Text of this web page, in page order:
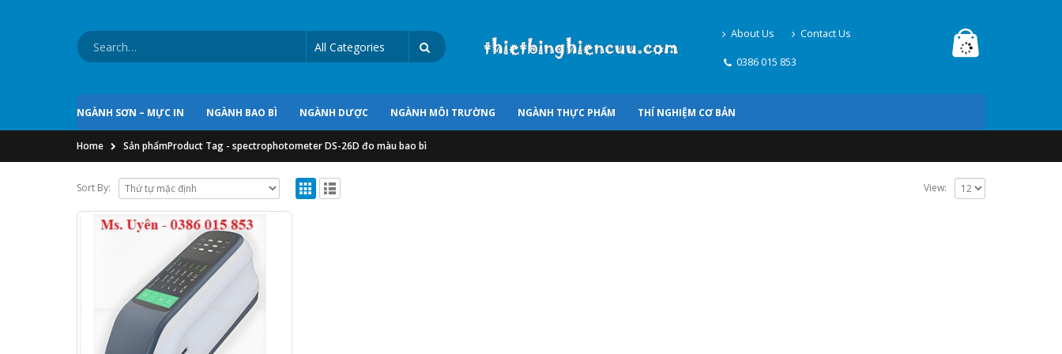
About Us Contact Us
0386 015 853
NGÀNH SƠN – MỰC IN NGÀNH BAO BÌ NGÀNH DƯỢC NGÀNH MÔI TRƯỜNG NGÀNH THỰC PHẨM THÍ NGHIỆM CƠ BẢN
Home Sản phẩmProduct Tag - spectrophotometer DS-26D đo màu bao bì
Sort By: View: